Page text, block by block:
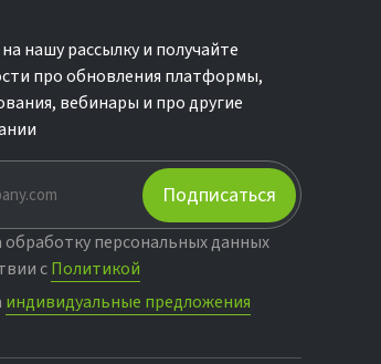
нашу рассылку и получайте
про обновления платформы,
вебинары и про другие
Подписаться
обработку персональных данных
сПолитикой
индивидуальные предложения